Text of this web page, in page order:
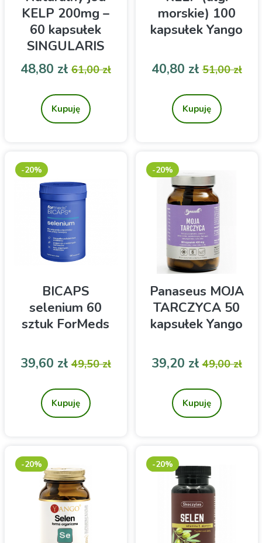
KELP 200mg –
60 kapsułek
SINGULARIS
Singularis® – suplement
diety zawierający 200 µg
jodu z alg morskich (kelp).
kapsułek wegańskich.
Cena
48,80 złCena podstawowa
61,00 zł
Kupuję
morskie) 100
kapsułek Yango
Cena
40,80 złCena
51,00 zł
Kupuję
BICAPS
selenium 60
sztuk ForMeds
Cena
39,60 złCena podstawowa
49,50 zł
Kupuję
-20%
Panaseus MOJA
TARCZYCA 50
kapsułek Yango
Cena
39,20 złCena
49,00 zł
Kupuję
-20%
-20% -20%